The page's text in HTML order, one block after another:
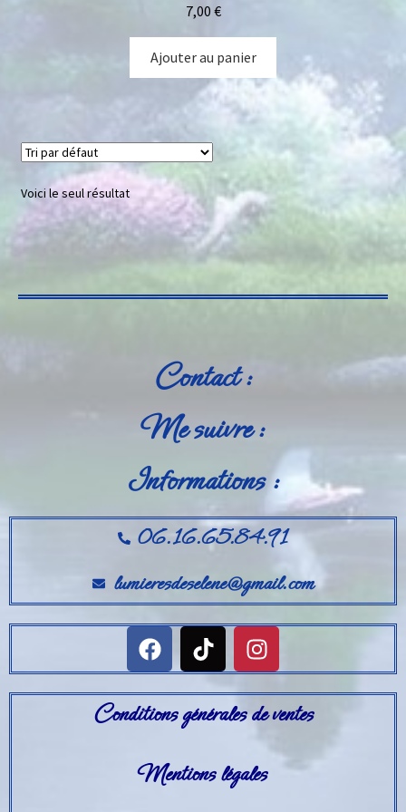
7,00 €
Ajouter au panier
Voici le seul résultat
Contact :
Me suivre :
Informations :
06.16.65.84.91
lumieresdeselene@gmail.com
Conditions générales de ventes
Mentions légales